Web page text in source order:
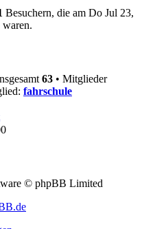
Besuchern, die am Do Jul 23,
63 • Mitglieder
fahrschule
© phpBB Limited